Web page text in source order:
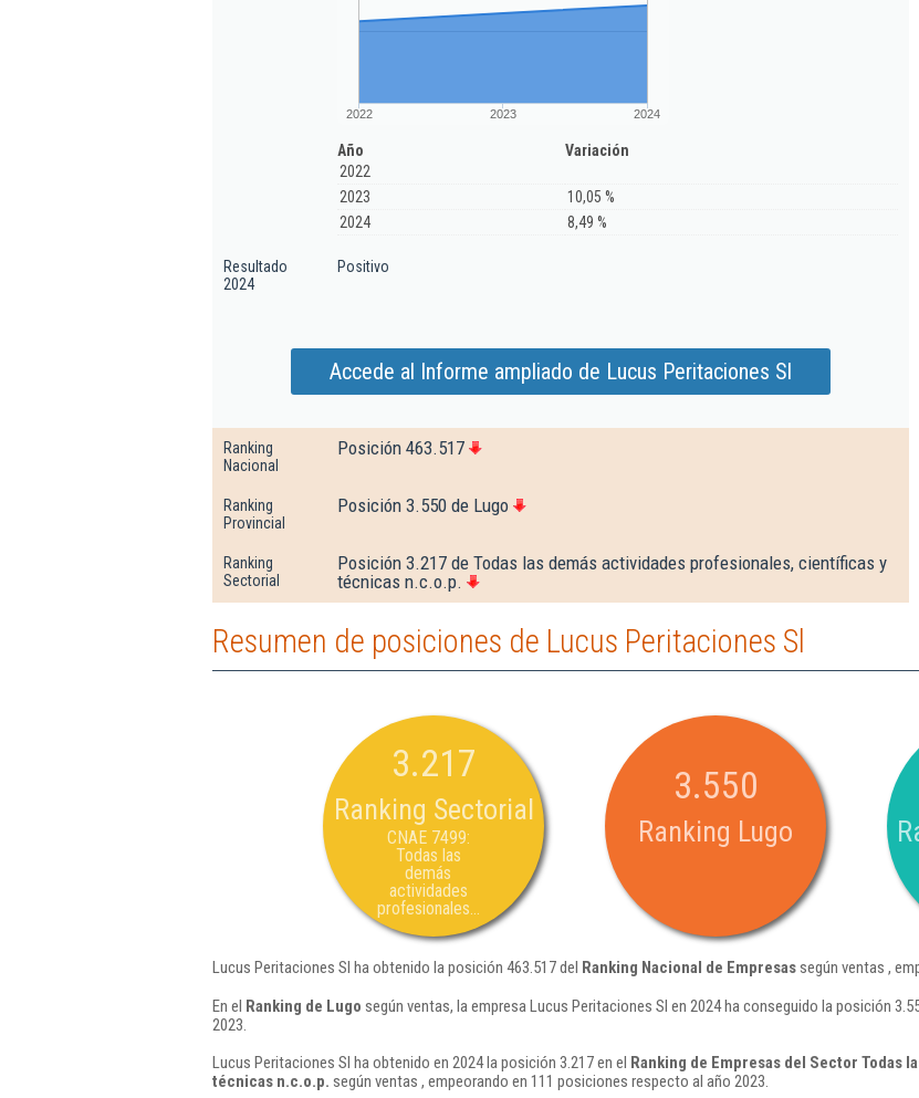
2022 2023 2024
Año
Variación
2022
2023
10,05 %
2024
8,49 %
Resultado
2024
Positivo
Accede al Informe ampliado de Lucus Peritaciones Sl
Ranking
Nacional
Posición 463.517
Ranking
Provincial
Posición 3.550 de Lugo
Ranking
Sectorial
Posición 3.217 de Todas las demás actividades profesionales, científicas y
técnicas n.c.o.p.
Resumen de posiciones de Lucus Peritaciones Sl
3.217
Ranking Sectorial
CNAE 7499:
Todas las
demás
actividades
profesionales...
3.550
Ranking Lugo
Lucus Peritaciones Sl ha obtenido la posición 463.517 del Ranking Nacional de Empresassegún ventas ,
En el Ranking de Lugo según ventas, la empresa Lucus Peritaciones Sl en 2024 ha conseguido la posición
2023.
Lucus Peritaciones Sl ha obtenido en 2024 la posición 3.217 en el Ranking de Empresas del Sector Todas
técnicas n.c.o.p. según ventas , empeorando en 111 posiciones respecto al año 2023.